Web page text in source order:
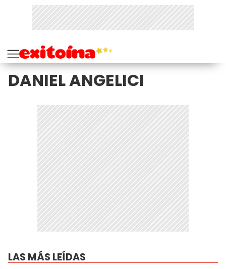
DANIEL ANGELICI
LAS MÁS LEÍDAS